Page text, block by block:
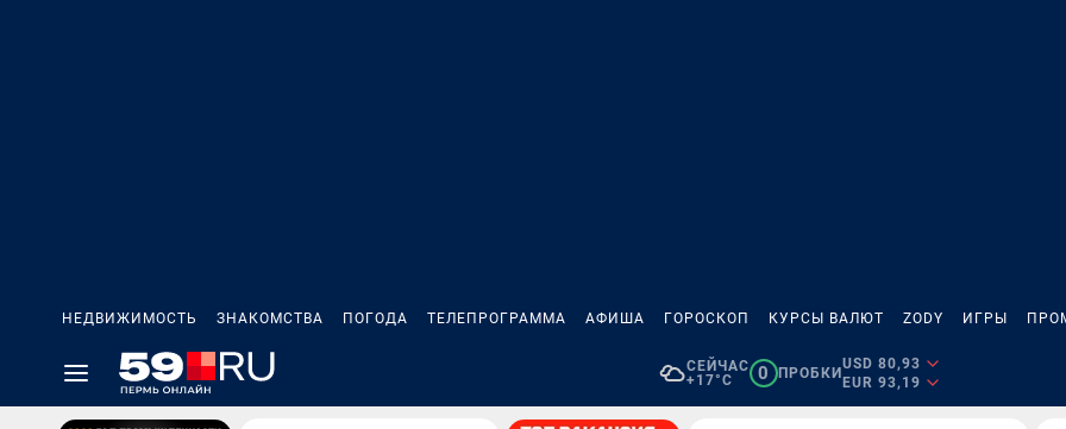
НЕДВИЖИМОСТЬ ЗНАКОМСТВА ПОГОДА ТЕЛЕПРОГРАММА АФИША ГОРОСКОП КУРСЫ ВАЛЮТ ZODY ИГРЫ
СЕЙЧАС
+17°C
0 ПРОБКИ
USD 80,93
EUR 93,19